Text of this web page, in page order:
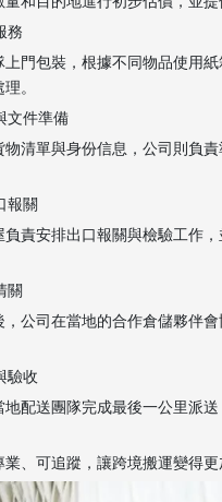
務
上門包裝，根據不同物品使用
。
文件準備
物清單與身份信息，公司則負
報關
負責安排出口報關與檢驗工作
關
，公司在當地的合作倉儲夥伴
驗收
地配送團隊完成最後一公里派
、可追蹤，讓跨境搬運變得更